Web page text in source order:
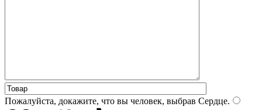
Пожалуйста, докажите, что вы человек, выбрав Сердце.